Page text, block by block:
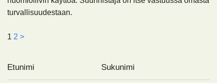
turvallisuudestaan.
1 2 >
Etunimi Sukunimi